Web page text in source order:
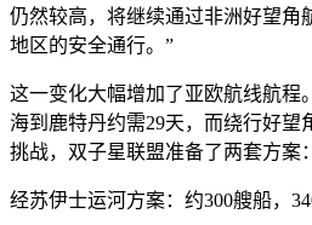
仍然较高，将继续通过非洲好望角
地区的安全通行。”
这一变化大幅增加了亚欧航线航程
海到鹿特丹约需29天，而绕行好望
挑战，双子星联盟准备了两套方案：
经苏伊士运河方案：约300艘船，